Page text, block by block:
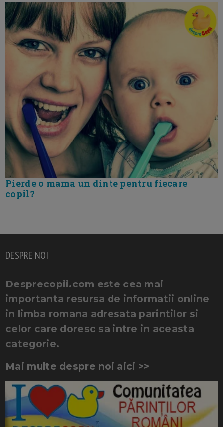
Pierde o mama un dinte pentru fiecare
copil?
DESPRE NOI
Desprecopii.com este cea mai
importanta resursa de informatii online
in limba romana adresata parintilor si
celor care doresc sa intre in aceasta
categorie.
Mai multe despre noi aici >>